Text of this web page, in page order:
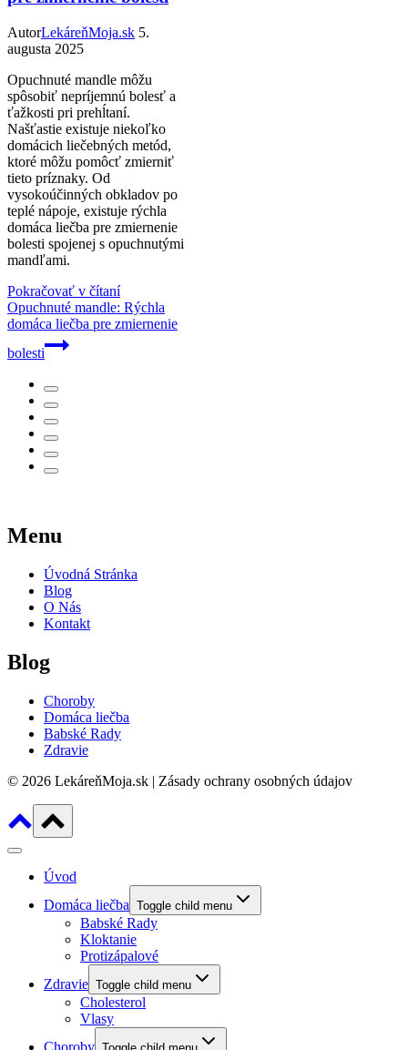
AutorLekáreňMoja.sk 5.
augusta 2025
Opuchnuté mandle môžu
spôsobiť nepríjemnú bolesť a
ťažkosti pri prehĺtaní.
Našťastie existuje niekoľko
domácich liečebných metód,
ktoré môžu pomôcť zmierniť
tieto príznaky. Od
vysokoúčinných obkladov po
teplé nápoje, existuje rýchla
domáca liečba pre zmiernenie
bolesti spojenej s opuchnutými
mandľami.
Pokračovať v čítaní
Opuchnuté mandle: Rýchla
domáca liečba pre zmiernenie
bolesti
Menu
Úvodná Stránka
Blog
O Nás
Kontakt
Blog
Choroby
Domáca liečba
Babské Rady
Zdravie
© 2026 LekáreňMoja.sk | Zásady ochrany osobných údajov
Úvod
Domáca liečba Toggle child menu
Babské Rady
Kloktanie
Protizápalové
Zdravie Toggle child menu
Cholesterol
Vlasy
Choroby